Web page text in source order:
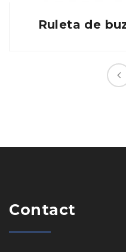
Ruleta de
Contact